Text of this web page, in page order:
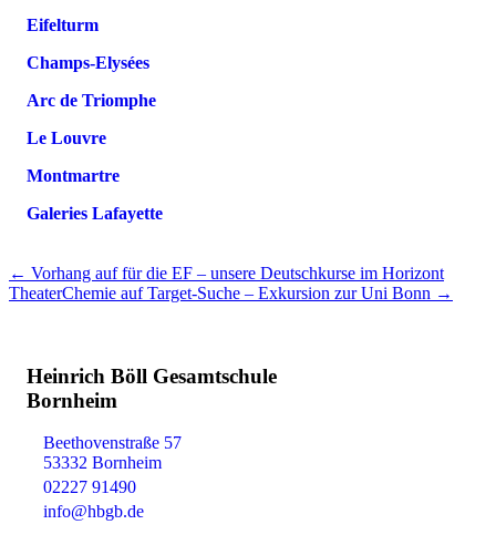
Eifelturm
Champs-Elysées
Arc de Triomphe
Le Louvre
Montmartre
Galeries Lafayette
← Vorhang auf für die EF – unsere Deutschkurse im Horizont
TheaterChemie auf Target-Suche – Exkursion zur Uni Bonn →
Heinrich Böll Gesamtschule
Bornheim
Beethovenstraße 57
53332 Bornheim
02227 91490
info@hbgb.de